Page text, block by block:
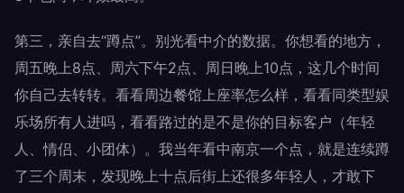
第三，亲自去“蹲点”。别光看中介的数据。你想看的地方，
周五晚上8点、周六下午2点、周日晚上10点，这几个时间
你自己去转转。看看周边餐馆上座率怎么样，看看同类型娱
乐场所有人进吗，看看路过的是不是你的目标客户（年轻
人、情侣、小团体）。我当年看中南京一个点，就是连续蹲
了三个周末，发现晚上十点后街上还很多年轻人，才敢下